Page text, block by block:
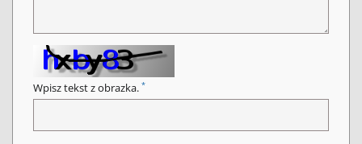
Wpisz tekst z obrazka. *